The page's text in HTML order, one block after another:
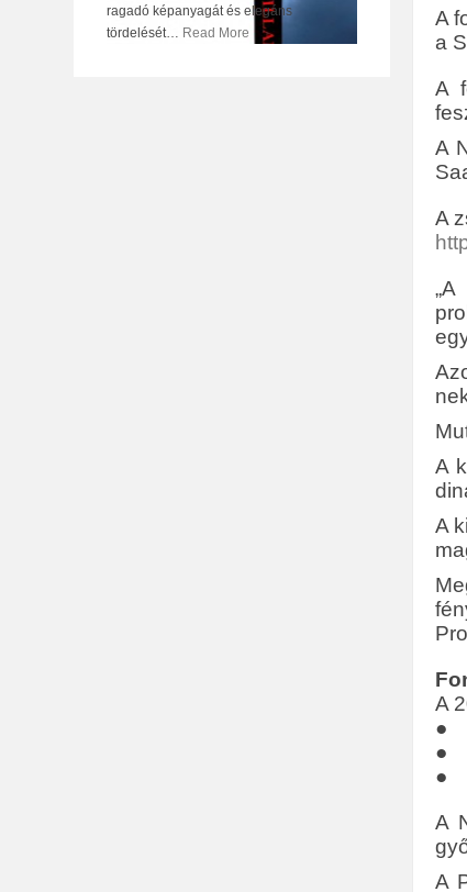
A
a
A
A
A
A
A
A
●
●
●
A
A
ragadó képanyagát és elegáns
tördelését… Read More